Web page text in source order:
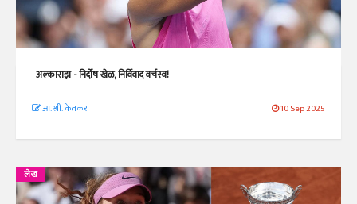
अल्काराझ - निर्दोष खेळ, निर्विवाद वर्चस्व!
आ. श्री. केतकर 10 Sep 2025
लेख